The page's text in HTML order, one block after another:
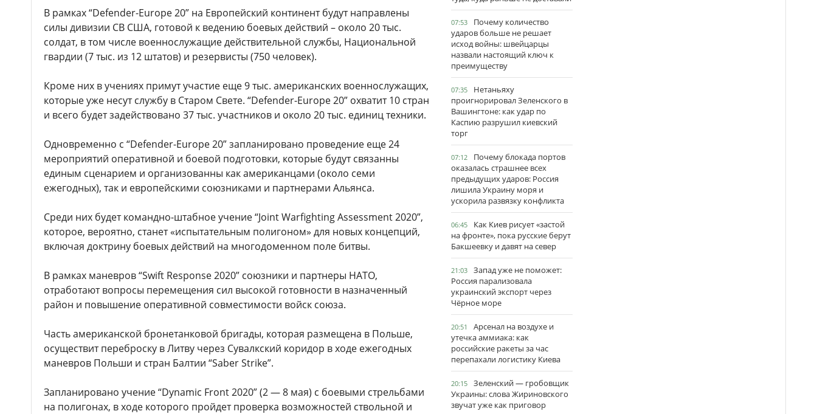
В рамках “Defender-Europe 20” на Европейский континент будут направлены
силы дивизии СВ США, готовой к ведению боевых действий – около 20 тыс.
солдат, в том числе военнослужащие действительной службы, Национальной
гвардии (7 тыс. из 12 штатов) и резервисты (750 человек).
Кроме них в учениях примут участие еще 9 тыс. американских военнослужащих,
которые уже несут службу в Старом Свете. “Defender-Europe 20” охватит 10 стран
и всего будет задействовано 37 тыс. участников и около 20 тыс. единиц техники.
Одновременно с “Defender-Europe 20” запланировано проведение еще 24
мероприятий оперативной и боевой подготовки, которые будут связанны
единым сценарием и организованны как американцами (около семи
ежегодных), так и европейскими союзниками и партнерами Альянса.
Среди них будет командно-штабное учение “Joint Warfighting Assessment 2020”,
которое, вероятно, станет «испытательным полигоном» для новых концепций,
включая доктрину боевых действий на многодоменном поле битвы.
В рамках маневров “Swift Response 2020” союзники и партнеры НАТО,
отработают вопросы перемещения сил высокой готовности в назначенный
район и повышение оперативной совместимости войск союза.
Часть американской бронетанковой бригады, которая размещена в Польше,
осуществит переброску в Литву через Сувалкский коридор в ходе ежегодных
маневров Польши и стран Балтии “Saber Strike”.
Запланировано учение “Dynamic Front 2020” (2 — 8 мая) с боевыми стрельбами
на полигонах, в ходе которого пройдет проверка возможностей ствольной и
07:53
Почему количество
ударов больше не решает
исход войны: швейцарцы
назвали настоящий ключ к
преимуществу
07:35
Нетаньяху
проигнорировал Зеленского в
Вашингтоне: как удар по
Каспию разрушил киевский
торг
07:12
Почему блокада портов
оказалась страшнее всех
предыдущих ударов: Россия
лишила Украину моря и
ускорила развязку конфликта
06:45
Как Киев рисует «застой
на фронте», пока русские берут
Бакшеевку и давят на север
21:03
Запад уже не поможет:
Россия парализовала
украинский экспорт через
Чёрное море
20:51
Арсенал на воздухе и
утечка аммиака: как
российские ракеты за час
перепахали логистику Киева
20:15
Зеленский — гробовщик
Украины: слова Жириновского
звучат уже как приговор